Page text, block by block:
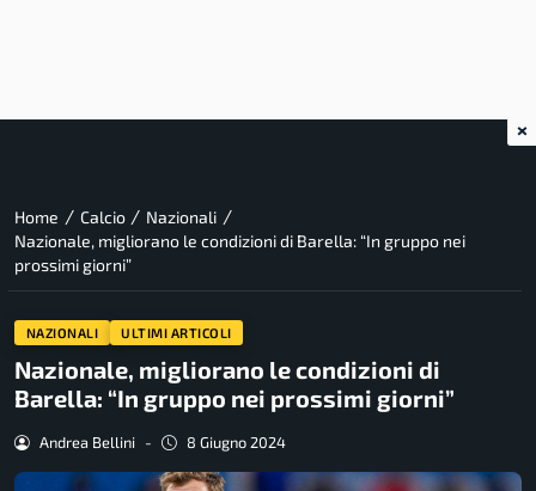
Home / Calcio / Nazionali /
Nazionale, migliorano le condizioni di Barella: “In gruppo nei
prossimi giorni”
NAZIONALI ULTIMI ARTICOLI
Nazionale, migliorano le condizioni di
Barella: “In gruppo nei prossimi giorni”
Andrea Bellini - 8 Giugno 2024
×